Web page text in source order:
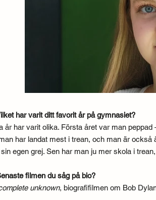
har varit ditt favorit år på gymnasiet?
år har varit olika. Första året var man
har landat mest i trean, och man är
egen grej. Sen har man ju mer skola i
filmen du såg på bio?
unknown, biografifilmen om Bob